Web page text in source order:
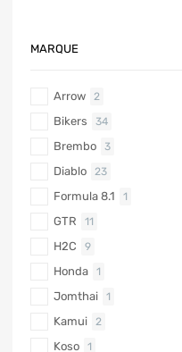
MARQUE
Arrow 2
Bikers 34
Brembo 3
Diablo 23
Formula 8.1 1
GTR 11
H2C 9
Honda 1
Jomthai 1
Kamui 2
Koso 1